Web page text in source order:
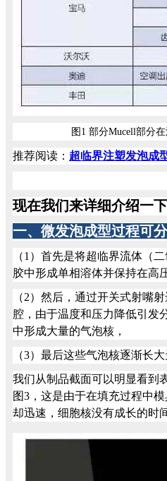
图1 部分Mucell部分
推荐阅读： 超临界注塑发泡成
现在我们来详细介绍一
一、微发泡成型过程可
（1）首先是将超临界流体（
胶中形成单相溶体并保持在高
（2）然后，通过开关式射嘴
腔，由于温度和压力降低引发
中形成大量的气泡核，
（3）最后这些气泡核逐渐长
我们从制品截面可以明显看到
图3，这是由于在填充过程中
却迅速，细胞核没有成长的时